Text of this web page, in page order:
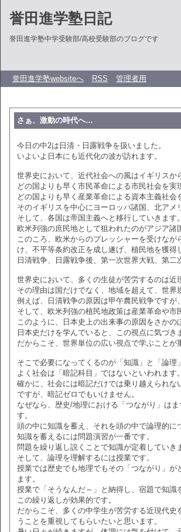
誉田進学塾日記
誉田進学塾中学受験部/高校受験部のブログです
誉田進学塾websiteへ RSS 管理者用
さぁ、激動の時代へ…
今日の中2は日清・日露戦争を扱いました。
いよいよ日本にも近代化の波が訪れます。
世界史において、近代社会への風はイギリスか
どの国よりも早く市民革命による市民社会を実
どの国よりも早く産業革命による資本主義社会
そのイギリスを中心にヨーロッパ諸国、北ア
そして、各国は帝国主義へと移行していきます。
欧米列強の庶民地として狙われたのがアジア諸
このころ、欧米からのプレッシャーを受けな
け、不平等条約改正を成し遂げ、植民地を獲
日清戦争、日露戦争後、第一次世界大戦、第
世界史において、多くの生徒が苦労するのは近
その理由は国だけでなく、地域を超えて、世
例えば、日清戦争の原因は甲午農民戦争です
そして、欧米列強の植民地政策は産業革命や
このように、日本史上の出来事の原因をさかの
日本史だけを学んでいると、この視点に気づき
だからこそ、世界単位の広い視点で学ぶことが
そこで必要になってくるのが「知識」と「論理
よく社会は「暗記科目」ではないといわれます。
確かに、社会には暗記だけでは乗り越えられな
ですが、暗記ゼロでもいけません。
なぜなら、歴史/地理における「つながり」は
す。
頭の中に知識を蓄え、それを頭の中で論理的に
知識を蓄えるには問題演習が一番です。
問題を繰り返し説くことで知識が定着していき
そして、論理を理解するには授業です。
授業では歴史でも地理でもその「つながり」
ます。
授業で「そうなんだ～」と納得し、宿題で知識
この繰り返しが効果的です。
だからこそ、多くの中学生が苦労する近現代
うことを重視してもらいたいと思います。